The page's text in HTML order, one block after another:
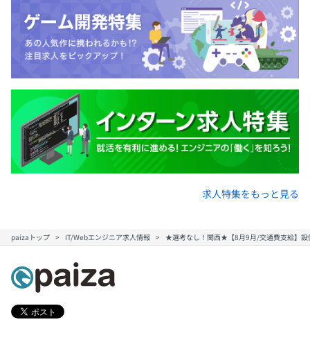
求人特集をもっと見る
paizaトップ IT/Webエンジニア求人情報 ★選考なし！関西★【8月9月/交通費支給】